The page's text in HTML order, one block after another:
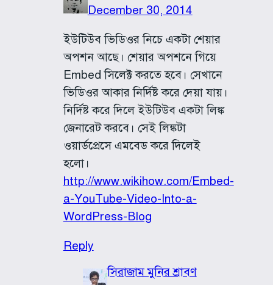
December 30, 2014
ইউটিউব ভিডিওর নিচে একটা শেয়ার
অপশন আছে। শেয়ার অপশনে গিয়ে
Embed সিলেক্ট করতে হবে। সেখানে
ভিডিওর আকার নির্দিষ্ট করে দেয়া যায়।
নির্দিষ্ট করে দিলে ইউটিউব একটা লিঙ্ক
জেনারেট করবে। সেই লিঙ্কটা
ওয়ার্ডপ্রেসে এমবেড করে দিলেই
হলো।
http://www.wikihow.com/Embed-
a-YouTube-Video-Into-a-
WordPress-Blog
Reply
সিরাজাম মুনির শ্রাবণ